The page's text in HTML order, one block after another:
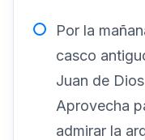
Por la
casco
Juan de
Aprovecha
admirar la